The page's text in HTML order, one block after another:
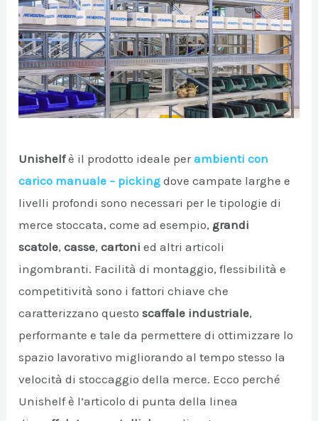
Unishelfè il prodotto ideale perambienti con
carico manuale – picking dove campate larghe e
livelli profondi sono necessari per le tipologie di
merce stoccata, come ad esempio,grandi
scatole,casse,cartoni ed altri articoli
ingombranti. Facilità di montaggio, flessibilità e
competitività sono i fattori chiave che
caratterizzano questoscaffale industriale,
performante e tale da permettere di ottimizzare lo
spazio lavorativo migliorando al tempo stesso la
velocità di stoccaggio della merce. Ecco perché
Unishelf è l’articolo di punta della linea
DISATTIVA
DISATTIVA
DISATTIVA